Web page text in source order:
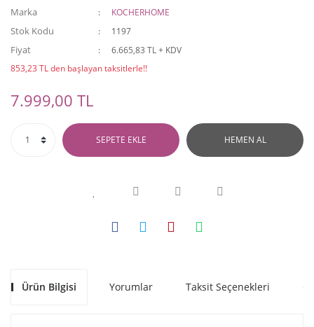
Marka KOCHERHOME
Stok Kodu 1197
Fiyat
6.665,83 TL + KDV
853,23 TL den başlayan taksitlerle!!
7.999,00 TL
SEPETE EKLE HEMEN AL
Ürün Bilgisi Yorumlar Taksit Seçenekleri